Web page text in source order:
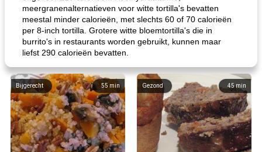
meergranenalternatieven voor witte tortilla's bevatten
meestal minder calorieën, met slechts 60 of 70 calorieën
per 8-inch tortilla. Grotere witte bloemtortilla's die in
burrito's in restaurants worden gebruikt, kunnen maar
liefst 290 calorieën bevatten.
55 min
Bijgerecht 45min
Gezond